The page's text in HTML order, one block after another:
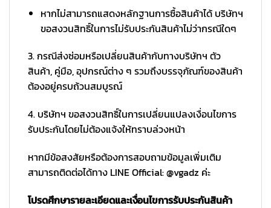
หากไม่สามารถแสดงหลักฐานการซื้อสินค้าได้ บริษัทฯ
ขอสงวนสิทธิ์ในการไม่รับประกันสินค้าไม่ว่ากรณีใดๆ
3. กรณีส่งซ่อมหรือเปลี่ยนสินค้ากับทางบริษัทฯ ตัว
สินค้า, คู่มือ, อุปกรณ์ต่าง ๆ รวมถึงบรรจุภัณฑ์ของสินค้า
ต้องอยู่ครบถ้วนสมบูรณ์
4. บริษัทฯ ขอสงวนสิทธิ์ในการเปลี่ยนแปลงเงื่อนไขการ
รับประกันโดยไม่ต้องแจ้งให้ทราบล่วงหน้า
หากมีข้อสงสัยหรือต้องการสอบถามข้อมูลเพิ่มเติม
สามารถติดต่อได้ทาง LINE Official: @vgadz ค่ะ
โปรดศึกษารายละเอียดและเงื่อนไขการรับประกันสินค้า